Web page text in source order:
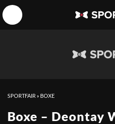
SPORTFAIR » BOXE
Boxe – Deontay